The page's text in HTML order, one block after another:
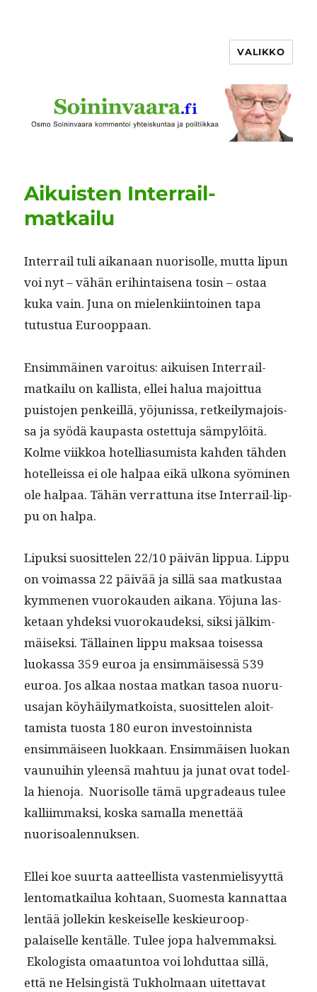
VALIKKO
Aikuisten Interrail-
matkailu
Inter­rail tuli aikanaan nuorisolle, mut­ta lipun
voi nyt – vähän eri­hin­taise­na tosin – ostaa
kuka vain. Juna on mie­lenki­in­toinen tapa
tutus­tua Eurooppaan.
Ensim­mäi­nen varoi­tus: aikuisen Inter­rail-
matkailu on kallista, ellei halua majoit­tua
puis­to­jen penkeil­lä, yöju­nis­sa, retkeily­ma­jois­
sa ja syödä kau­pas­ta ostet­tu­ja sämpylöitä.
Kolme viikkoa hotel­lia­sum­ista kah­den täh­den
hotelleis­sa ei ole hal­paa eikä ulkona syömi­nen
ole hal­paa. Tähän ver­rat­tuna itse Inter­rail-lip­
pu on halpa.
Lipuk­si suosit­te­len 22/10 päivän lip­pua. Lip­pu
on voimas­sa 22 päivää ja sil­lä saa matkus­taa
kymme­nen vuorokau­den aikana. Yöju­na las­
ke­taan yhdek­si vuorokaudek­si, sik­si jälkim­
mäisek­si. Täl­lainen lip­pu mak­saa toises­sa
luokas­sa 359 euroa ja ensim­mäisessä 539
euroa. Jos alkaa nos­taa matkan tasoa nuoru­
usa­jan köy­häi­ly­matkoista, suosit­te­len aloit­
tamista tuos­ta 180 euron investoin­nista
ensim­mäiseen luokkaan. Ensim­mäisen luokan
vaunui­hin yleen­sä mah­tuu ja junat ovat todel­
la hieno­ja. Nuorisolle tämä upgradeaus tulee
kalli­im­mak­si, kos­ka samal­la menet­tää
nuorisoalennuksen.
Ellei koe suur­ta aat­teel­lista vas­ten­mielisyyt­tä
lentomatkailua kohtaan, Suomes­ta kan­nat­taa
lentää jollekin keskeiselle keskieu­roop­
palaiselle ken­tälle. Tulee jopa halvem­mak­si.
Ekol­o­gista omaatun­toa voi lohdut­taa sil­lä,
että ne Helsingistä Tukhol­maan uitet­ta­vat